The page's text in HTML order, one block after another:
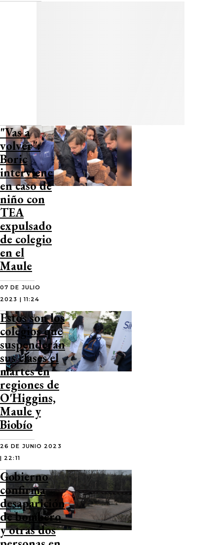
"Vas a
volver":
Boric
interviene
en caso de
niño con
TEA
expulsado
de colegio
en el
Maule
07 DE JULIO
2023 | 11:24
Estos son los
colegios que
suspenderán
sus clases el
martes en
regiones de
O'Higgins,
Maule y
Biobío
26 DE JUNIO 2023
| 22:11
Gobierno
confirma
desaparición
de bombero
y otras dos